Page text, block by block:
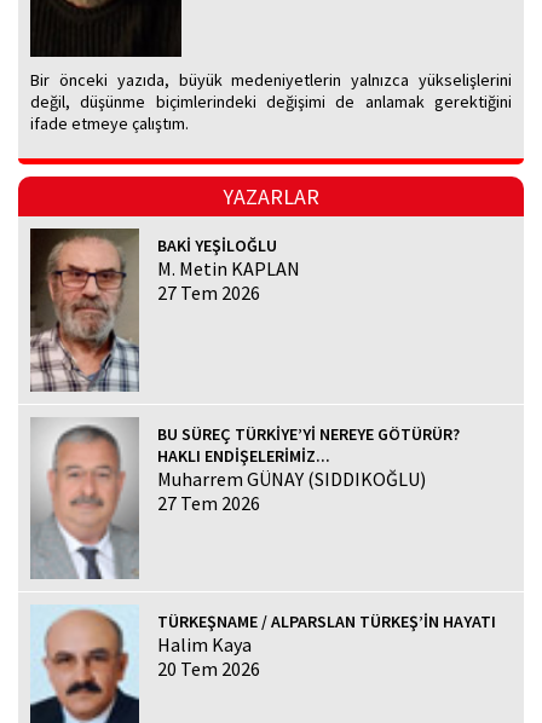
Bir önceki yazıda, büyük medeniyetlerin yalnızca yükselişlerini
değil, düşünme biçimlerindeki değişimi de anlamak gerektiğini
ifade etmeye çalıştım.
YAZARLAR
BAKİ YEŞİLOĞLU
M. Metin KAPLAN
27 Tem 2026
BU SÜREÇ TÜRKİYE’Yİ NEREYE GÖTÜRÜR?
HAKLI ENDİŞELERİMİZ...
Muharrem GÜNAY (SIDDIKOĞLU)
27 Tem 2026
TÜRKEŞNAME / ALPARSLAN TÜRKEŞ’İN HAYATI
Halim Kaya
20 Tem 2026